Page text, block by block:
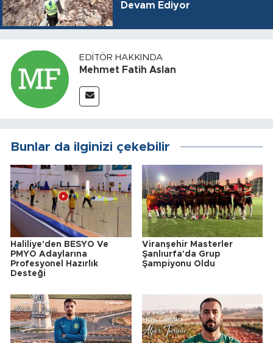
Devam Ediyor
EDITÖR HAKKINDA
Mehmet Fatih Aslan
Bunlar da ilginizi çekebilir
Haliliye'den BESYO Ve
PMYO Adaylarına
Profesyonel Hazırlık
Desteği
Viranşehir Masterler
Şanlıurfa'da Grup
Şampiyonu Oldu